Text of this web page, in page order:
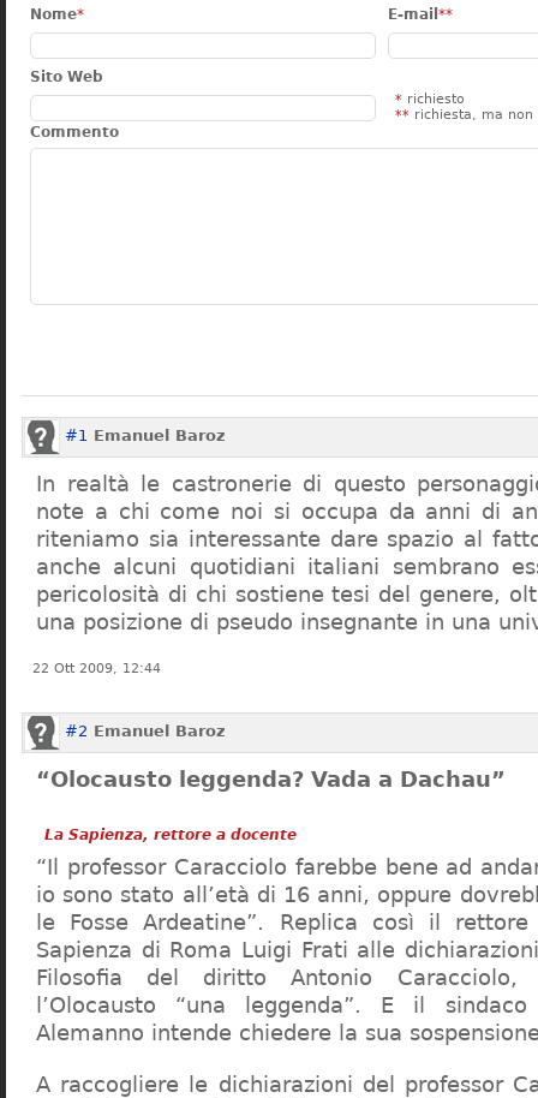
Nome* E-mail **
Sito Web
* richiesto
** richiesta, ma non
Commento
#1 Emanuel Baroz
In realtà le castronerie di questo
note a chi come noi si occupa da anni di
riteniamo sia interessante dare spazio al fatto
anche alcuni quotidiani italiani sembrano
pericolosità di chi sostiene tesi del genere,
una posizione di pseudo insegnante in una
22 Ott 2009, 12:44
#2 Emanuel Baroz
“Olocausto leggenda? Vada a Dachau”
La Sapienza, rettore a docente
“Il professor Caracciolo farebbe bene ad
io sono stato all’età di 16 anni, oppure
le Fosse Ardeatine”. Replica così il rettore
Sapienza di Roma Luigi Frati alle
Filosofia del diritto Antonio
l’Olocausto “una leggenda”. E il
Alemanno intende chiedere la sua
A raccogliere le dichiarazioni del professor